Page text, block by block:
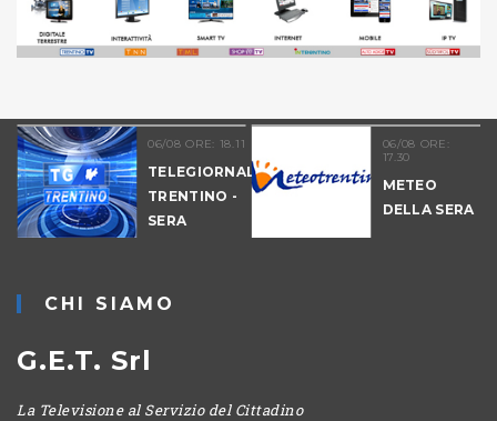
06/08 ORE: 18.11
TELEGIORNALE
TRENTINO -
SERA
06/08 ORE:
17.30
METEO
DELLA SERA
CHI SIAMO
G.E.T. Srl
La Televisione al Servizio del Cittadino